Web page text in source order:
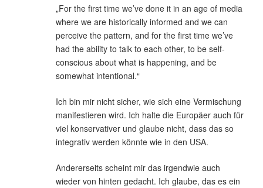
„For the first time we’ve done it in an age of media
where we are historically informed and we can
perceive the pattern, and for the first time we’ve
had the ability to talk to each other, to be self-
conscious about what is happening, and be
somewhat intentional.“
Ich bin mir nicht sicher, wie sich eine Vermischung
manifestieren wird. Ich halte die Europäer auch für
viel konservativer und glaube nicht, dass das so
integrativ werden könnte wie in den USA.
Andererseits scheint mir das irgendwie auch
wieder von hinten gedacht. Ich glaube, das es ein